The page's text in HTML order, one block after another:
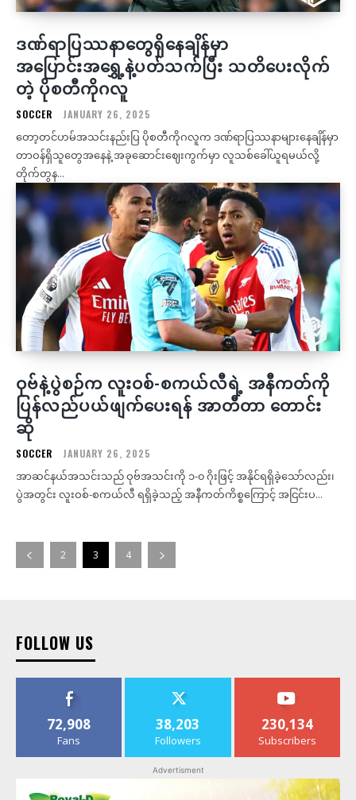
ဒဏ်ရာပြဿနာတွေရှိနေချိန်မှာ
အပြောင်းအရွှေ့နဲ့ပတ်သက်ပြီး သတိပေးလိုက်
တဲ့ ပိုစတီကိုဂလူ
SOCCER JANUARY 26, 2025
တော့တင်ဟမ်အသင်းနည်းပြ ပိုစတီကိုဂလူက ဒဏ်ရာပြဿနာများနေချိန်မှာ
တာဝန်ရှိသူတွေအနေနဲ့ အခုဆောင်းဈေးကွက်မှာ လူသစ်ခေါ်ယူရမယ်လို့
တိုက်တွန...
ဝုဗ်နဲ့ပွဲစဉ်က လူးဝစ်-စကယ်လီရဲ့ အနီကတ်ကို
ပြန်လည်ပယ်ဖျက်ပေးရန် အာတီတာ တောင်း
ဆို
SOCCER JANUARY 26, 2025
အာဆင်နယ်အသင်းသည် ဝုဗ်အသင်းကို ၁-၀ ဂိုးဖြင့် အနိုင်ရရှိခဲ့သော်လည်း၊
ပွဲအတွင်း လူးဝစ်-စကယ်လီ ရရှိခဲ့သည့် အနီကတ်ကိစ္စကြောင့် အငြင်းပ...
2 3 4
FOLLOW US
72,908
Fans
38,203
Followers
230,134
Subscribers
Advertisment